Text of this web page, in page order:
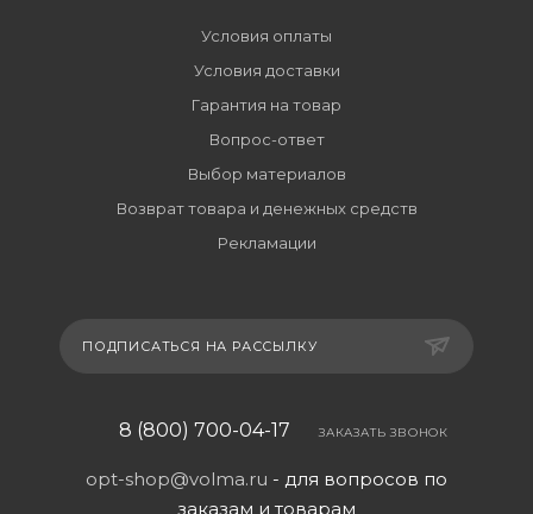
Условия оплаты
Условия доставки
Гарантия на товар
Вопрос-ответ
Выбор материалов
Возврат товара и денежных средств
Рекламации
ПОДПИСАТЬСЯ НА РАССЫЛКУ
8 (800) 700-04-17 ЗАКАЗАТЬ ЗВОНОК
opt-shop@volma.ru - для вопросов по
заказам и товарам